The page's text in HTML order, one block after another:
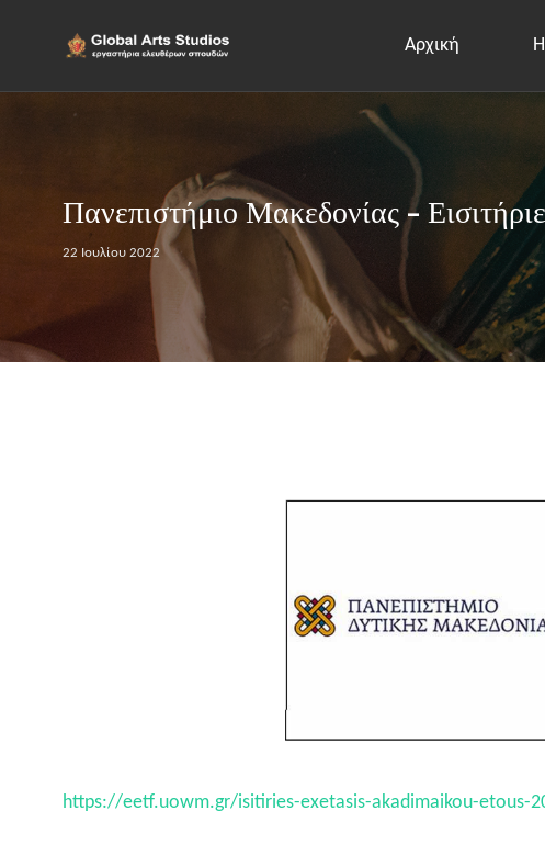
Αρχική
Πανεπιστήμιο Μακεδονίας -
22 Ιουλίου 2022
https://eetf.uowm.gr/isitiries-exetasis-akadimaikou-etous-